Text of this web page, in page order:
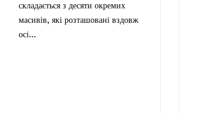
складається з десяти окремих
масивів, які розташовані вздовж
осі...